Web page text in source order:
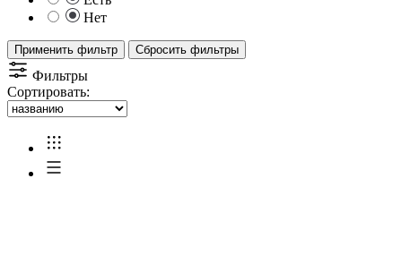
Нет
Применить фильтр Сбросить фильтры
Фильтры
Сортировать: